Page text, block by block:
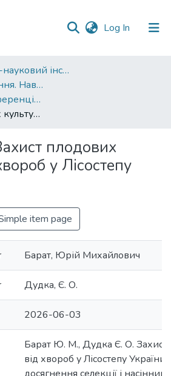
Log In (current)
Навчально-науковий інститут агротехнологій, селекції та екології
Друковані видання. Навчально-науковий інститут агротехнологій, селекції та екології
Статті, тези конференцій. Навчально-науковий інститут агротехнологій, селекції та екології
Захист плодових культур від хвороб у Лісостепу України
плодових
у Лісостепу
item page
Барат, Юрій Михайлович
Дудка, Є. О.
2026-06-03
Барат Ю. М., Дудка Є. О. Захист
від хвороб у Лісостепу